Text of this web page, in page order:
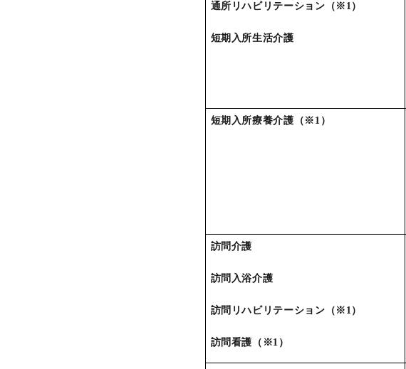
通所リハビリテーション（※1）
短期入所生活介護
短期入所療養介護（※1）
訪問介護
訪問入浴介護
訪問リハビリテーション（※1）
訪問看護（※1）